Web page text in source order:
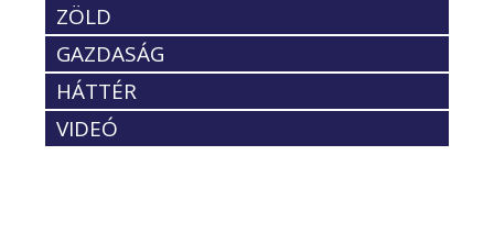
ZÖLD
GAZDASÁG
HÁTTÉR
VIDEÓ